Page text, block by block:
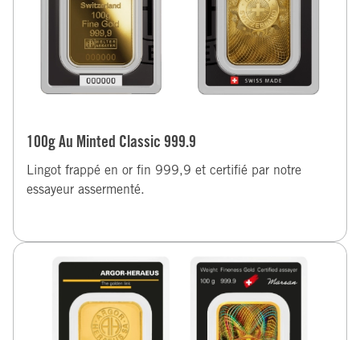
100g Au Minted Classic 999.9
Lingot frappé en or fin 999,9 et certifié par notre
essayeur assermenté.